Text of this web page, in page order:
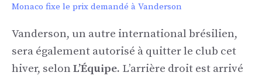
Monaco fixe le prix demandé à Vanderson
Vanderson, un autre international brésilien,
sera également autorisé à quitter le club cet
hiver, selon L’Équipe. L’arrière droit est arrivé